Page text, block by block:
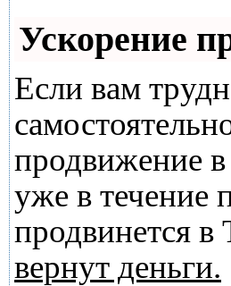
Ускорение
Если вам
продвижение в
уже в течение
продвинется в
вернут деньги.